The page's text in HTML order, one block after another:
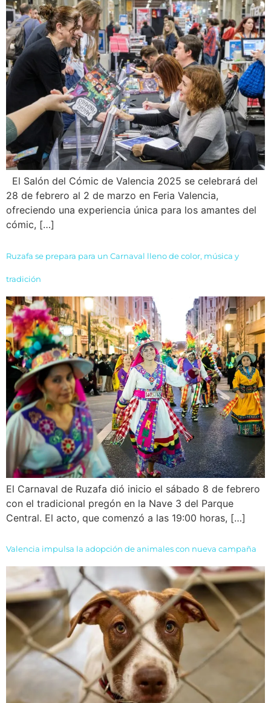
El Salón del Cómic de Valencia 2025 se celebrará del
28 de febrero al 2 de marzo en Feria Valencia,
ofreciendo una experiencia única para los amantes del
cómic, […]
Ruzafa se prepara para un Carnaval lleno de color, música y
tradición
El Carnaval de Ruzafa dió inicio el sábado 8 de febrero
con el tradicional pregón en la Nave 3 del Parque
Central. El acto, que comenzó a las 19:00 horas, […]
Valencia impulsa la adopción de animales con nueva campaña